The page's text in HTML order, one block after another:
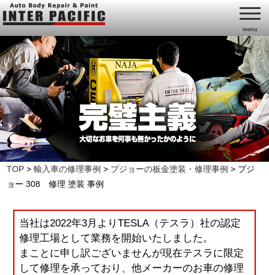
menu
TOP >輸入車の修理事例 > プジョーの板金塗装・修理事例 > プジ
ョー 308 修理 塗装 事例
当社は2022年3月よりTESLA（テスラ）社の認定
修理工場として業務を開始いたしました。
まことに申し訳ございませんが現在テスラに限定
して修理を承っており、他メーカーのお車の修理